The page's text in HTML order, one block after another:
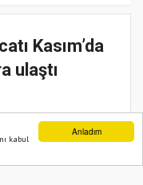
Anladım
kabul
Kasım’da
ulaştı